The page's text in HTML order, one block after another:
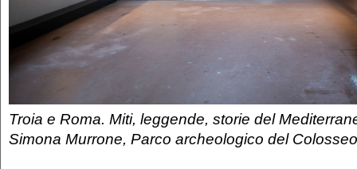
Troia e Roma. Miti, leggende, storie del
Simona Murrone, Parco archeologico del Colosseo